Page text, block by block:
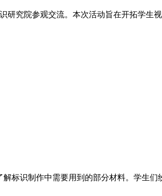
研究院参观交流。本次活动旨在开拓学生
标识制作中需要用到的部分材料。学生们